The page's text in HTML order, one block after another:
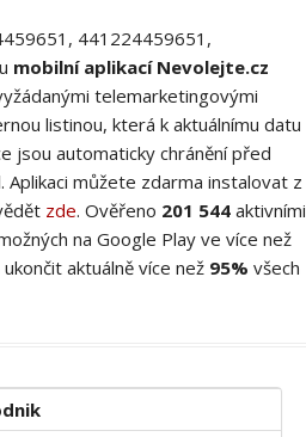
441224459651,
mobilní aplikací Nevolejte.cz
telemarketingovými
listinou, která k aktuálnímu datu
jsou automaticky chránění před
můžete zdarma instalovat z
zde. Ověřeno 201 544 aktivními
na Google Play ve více než
aktuálně více než 95% všech